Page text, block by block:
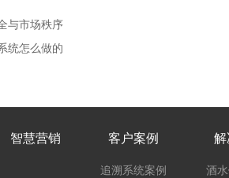
与市场秩序
统怎么做的
智慧营销 客户案例
追溯系统案例
解
酒